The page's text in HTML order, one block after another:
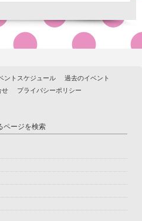
ントスケジュール
過去のイベント
せ
プライバシーポリシー
ページを検索